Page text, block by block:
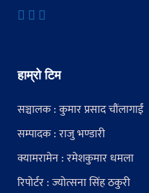
हाम्रो टिम
सञ्चालक : कुमार प्रसाद चौंलागाईं
सम्पादक : राजु भण्डारी
क्यामरामेन : रमेशकुमार धमला
रिपोर्टर : ज्योत्सना सिंह ठकुरी